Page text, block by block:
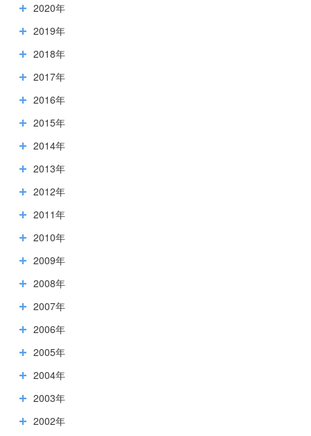
2020年
2019年
2018年
2017年
2016年
2015年
2014年
2013年
2012年
2011年
2010年
2009年
2008年
2007年
2006年
2005年
2004年
2003年
2002年